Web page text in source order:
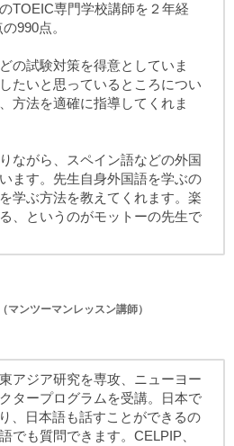
TOEIC専門学校講師を２年経
990点。
の試験対策を得意としていま
たいと思っているところについ
方法を適確に指導してくれま
ながら、スペイン語などの外国
ます。先生自身外国語を学ぶの
学ぶ方法を教えてくれます。楽
、というのがモットーの先生で
マンツーマンレッスン講師）
アジア研究を専攻、ニューヨー
タープログラムを受講。日本で
、日本語も話すことができるの
でも質問できます。CELPIP、